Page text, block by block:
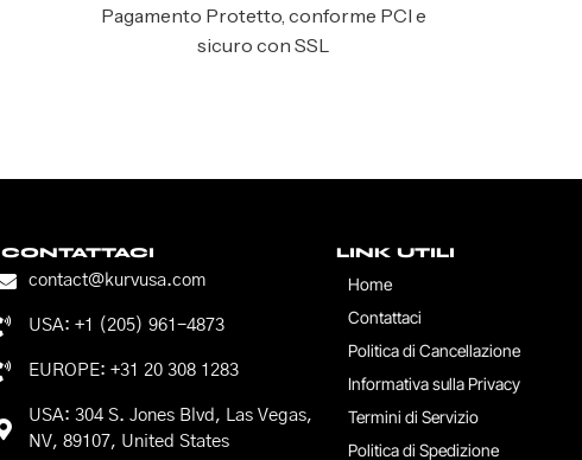
Pagamento Protetto, conforme PCI e
sicuro con SSL
CONTATTACI
contact@kurvusa.com
USA: +1 (205) 961-4873
EUROPE: +31 20 308 1283
USA: 304 S. Jones Blvd, Las Vegas,
NV, 89107, United States
LINK UTILI
Home
Contattaci
Politica di Cancellazione
Informativa sulla Privacy
Termini di Servizio
Politica di Spedizione